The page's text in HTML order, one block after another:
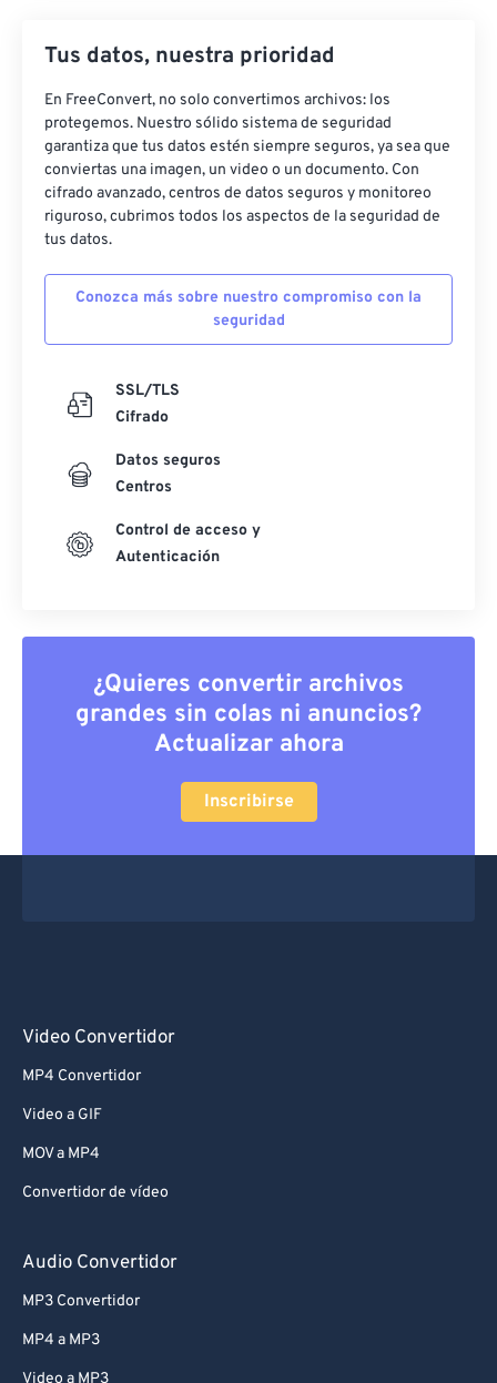
Tus datos, nuestra prioridad
En FreeConvert, no solo convertimos archivos: los
protegemos. Nuestro sólido sistema de seguridad
garantiza que tus datos estén siempre seguros, ya sea que
conviertas una imagen, un video o un documento. Con
cifrado avanzado, centros de datos seguros y monitoreo
riguroso, cubrimos todos los aspectos de la seguridad de
tus datos.
Conozca más sobre nuestro compromiso con la
seguridad
SSL/TLS
Cifrado
Datos seguros
Centros
Control de acceso y
Autenticación
¿Quieres convertir archivos
grandes sin colas ni anuncios?
Actualizar ahora
Inscribirse
Video Convertidor
MP4 Convertidor
Video a GIF
MOV a MP4
Convertidor de vídeo
Audio Convertidor
MP3 Convertidor
MP4 a MP3
Video a MP3